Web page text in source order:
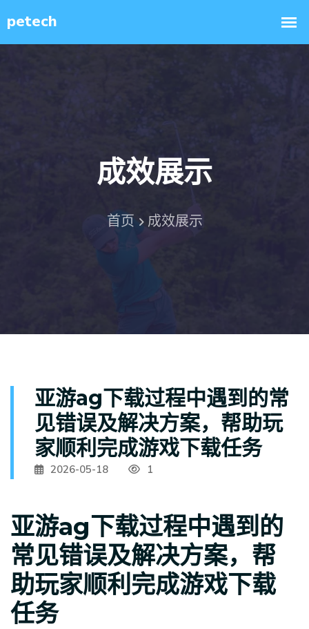
成效展示
首页 成效展示
亚游ag下载过程中遇到的常
见错误及解决方案，帮助玩
家顺利完成游戏下载任务
2026-05-18 1
亚游ag下载过程中遇到的
常见错误及解决方案，帮
助玩家顺利完成游戏下载
任务